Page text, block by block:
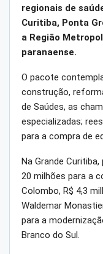
regionais de
Curitiba, Ponta
a Região
paranaense.
O pacote
construção,
de Saúdes, as
especializadas;
para a compra de
Na Grande
20 milhões para a
Colombo, R$ 4,3
Waldemar
para a
Branco do Sul.